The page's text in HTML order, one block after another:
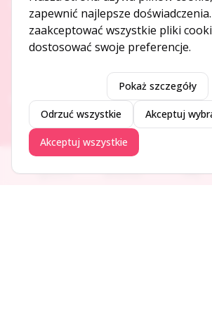
O NAS
O serwisie
Kontakt
DODAJ I PROMUJ
Dodaj ogłoszenie
Dodaj firmę
Promuj ogłoszenie
Ogłoszenia Aktualności Firmy
zapewnić najlepsze
zaakceptować wszystkie pliki
dostosować swoje preferencje.
Pokaż szczegóły
Odrzuć wszystkie Akceptuj
Akceptuj wszystkie